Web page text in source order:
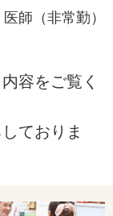
医師（非常勤）
容をご覧く
ておりま